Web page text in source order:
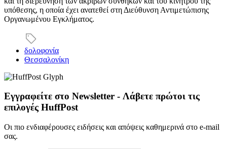
υπόθεσης, η οποία έχει ανατεθεί στη Διεύθυνση Αντιμετώπισης
Οργανωμένου Εγκλήματος.
δολοφονία
Θεσσαλονίκη
Εγγραφείτε στο Newsletter - Λάβετε πρώτοι τις
επιλογές HuffPost
Οι πιο ενδιαφέρουσες ειδήσεις και απόψεις καθημερινά στο e-mail
σας.